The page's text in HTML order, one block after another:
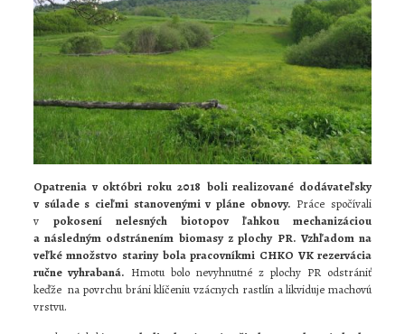
Opatrenia v októbri roku 2018 boli realizované dodávateľsky
v súlade s cieľmi stanovenými v pláne obnovy. Práce spočívali
v pokosení nelesných biotopov ľahkou mechanizáciou
a následným odstránením biomasy z plochy PR. Vzhľadom na
veľké množstvo stariny bola pracovníkmi CHKO VK rezervácia
ručne vyhrabaná. Hmotu bolo nevyhnutné z plochy PR odstrániť
keďže na povrchu bráni klíčeniu vzácnych rastlín a likviduje machovú
vrstvu.